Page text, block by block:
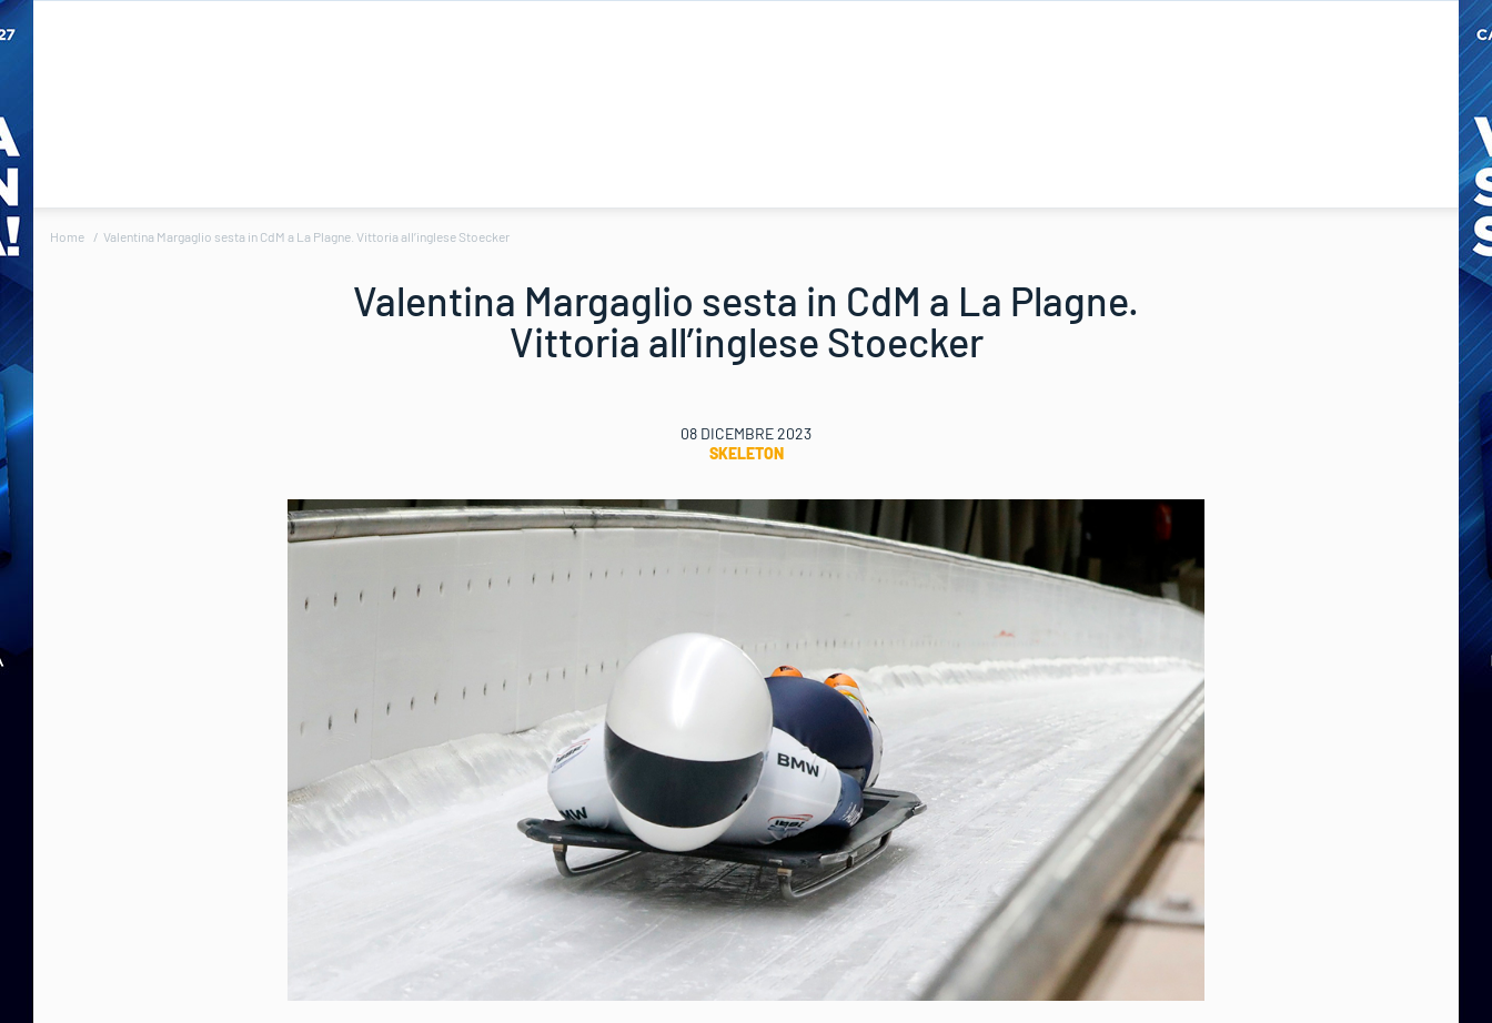
Home Valentina Margaglio sesta in CdM a La Plagne. Vittoria all’inglese Stoecker
Valentina Margaglio sesta in CdM a La Plagne.
Vittoria all’inglese Stoecker
08 DICEMBRE 2023
SKELETON